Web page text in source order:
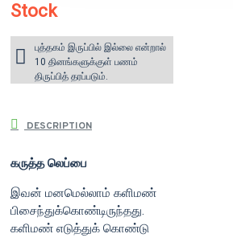
Stock
புத்தகம் இருப்பில் இல்லை என்றால்
10 தினங்களுக்குள் பணம்
திருப்பித் தரப்படும்.
DESCRIPTION
கருத்த லெப்பை
இவன் மனமெல்லாம் களிமண்
பிசைந்துக்கொண்டிருந்தது.
களிமண் எடுத்துக் கொண்டு